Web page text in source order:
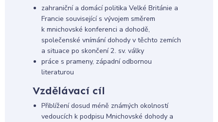
zahraniční a domácí politika Velké Británie a
Francie související s vývojem směrem
k mnichovské konferenci a dohodě,
společenské vnímání dohody v těchto zemích
a situace po skončení 2. sv. války
práce s prameny, západní odbornou
literaturou
Vzdělávací cíl
Přiblížení dosud méně známých okolností
vedoucích k podpisu Mnichovské dohody a